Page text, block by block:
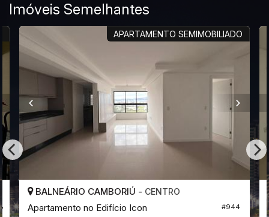
Imóveis Semelhantes
APARTAMENTO SEMIMOBILIADO
#944
BALNEÁRIO CAMBORIÚ - CENTRO
Apartamento no Edifício Icon